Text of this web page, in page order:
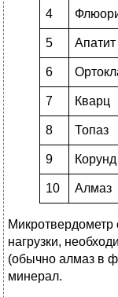
4
5 Апатит
6
7 Кварц
8 Топаз
9 Корунд
10 Алмаз
Микротвердометр
нагрузки,
(обычно алмаз в
минерал.